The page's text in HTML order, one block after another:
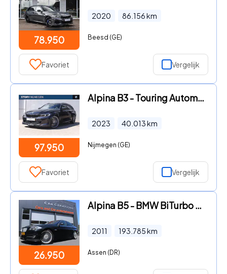
78.950
2020 86.156km
Beesd (GE)
Favoriet Vergelijk
97.950
Alpina B3 - Touring Automaat / Trekhaak / Adaptief M onderstel / Adaptie
2023 40.013km
Nijmegen (GE)
Favoriet Vergelijk
26.950
Alpina B5 - BMW BiTurbo 508 PK ACC Nu € 26.950
2011 193.785km
Assen (DR)